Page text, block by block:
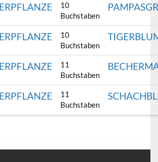
10
Buchstaben
10
Buchstaben
11
Buchstaben
11
Buchstaben